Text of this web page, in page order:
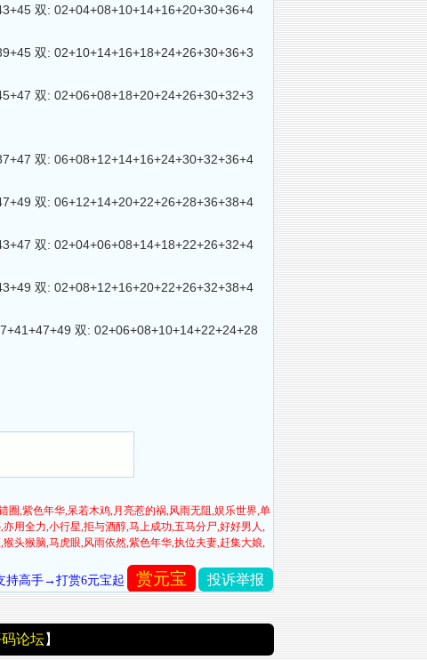
双: 02+04+08+10+14+16+20+30+36+4
双: 02+10+14+16+18+24+26+30+36+3
双: 02+06+08+18+20+24+26+30+32+3
双: 06+08+12+14+16+24+30+32+36+4
双: 06+12+14+20+22+26+28+36+38+4
双: 02+04+06+08+14+18+22+26+32+4
双: 02+08+12+16+20+22+26+32+38+4
双: 02+06+08+10+14+22+24+28
圈,紫色年华,呆若木鸡,月亮惹的祸,风雨无阻,娱乐世界,单
用全力,小行星,拒与酒醇,马上成功,五马分尸,好好男人,
头猴脑,马虎眼,风雨依然,紫色年华,执位夫妻,赶集大娘,
持高手→打赏6元宝起 赏元宝 投诉举报
论坛】